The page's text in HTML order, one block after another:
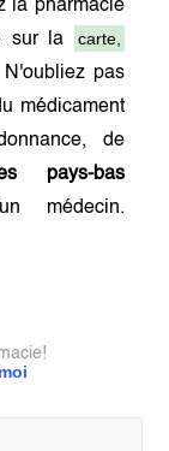
la pharmacie
sur la
carte,
pas
médicament
de
pays-bas
médecin.